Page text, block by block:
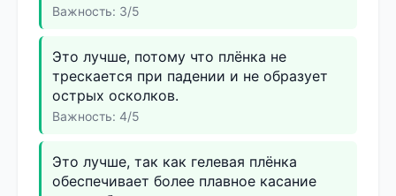
Важность: 3/5
Это лучше, потому что плёнка не
трескается при падении и не образует
острых осколков.
Важность: 4/5
Это лучше, так как гелевая плёнка
обеспечивает более плавное касание